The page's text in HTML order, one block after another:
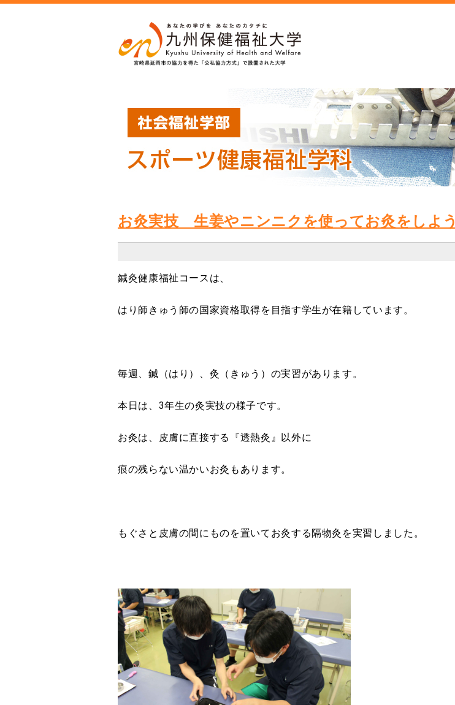
お灸実技 生姜やニンニクを使ってお灸をしよう
鍼灸健康福祉コースは、
はり師きゅう師の国家資格取得を目指す学生が在籍しています。
毎週、鍼（はり）、灸（きゅう）の実習があります。
本日は、3年生の灸実技の様子です。
お灸は、皮膚に直接する『透熱灸』以外に
痕の残らない温かいお灸もあります。
もぐさと皮膚の間にものを置いてお灸する隔物灸を実習しました。